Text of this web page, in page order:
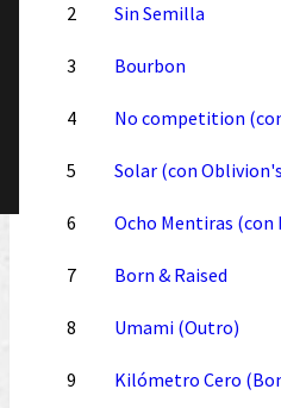
2 Sin Semilla
3 Bourbon
4 No competition
5 Solar (con
6 Ocho Mentiras (con
7 Born & Raised
8 Umami (Outro)
9 Kilómetro Cero